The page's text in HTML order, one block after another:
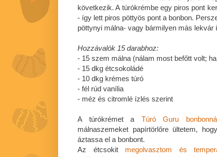
következik. A túrókrémbe egy piros pont
- így lett piros pöttyös pont a bonbon.
pöttynyi málna- vagy bármilyen más lekvár
Hozzávalók 15 darabhoz:
- 15 szem málna (nálam most befőtt volt;
- 15 dkg étcsokoládé
- 10 dkg krémes túró
- fél rúd vanília
- méz és citromlé ízlés szerint
A túrókrémet a Túró Guru
málnaszemeket papírtörlőre ültetem,
áztassa el a bonbont.
Az étcsokit megolvasztom és